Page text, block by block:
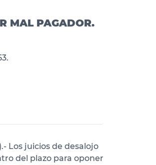
MAL PAGADOR.
Los juicios de desalojo
del plazo para oponer